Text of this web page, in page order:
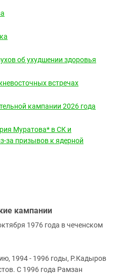
об ухудшении здоровья
встречах
кампании 2026 года
Муратова* в СК и
за призывов к ядерной
кампании
1976 года в чеченском
1994 - 1996 годы, Р.Кадыров
С 1996 года Рамзан